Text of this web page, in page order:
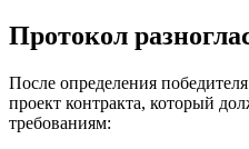
Протокол
После определения
проект контракта, который
требованиям: